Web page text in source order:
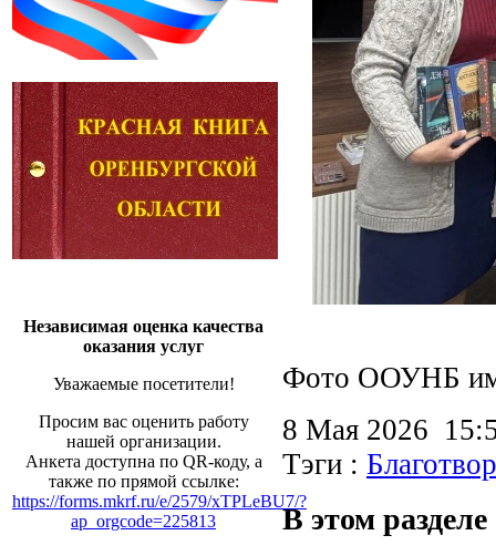
Независимая оценка качества
оказания услуг
Уважаемые посетители!
Просим вас оценить работу
нашей организации.
Анкета доступна по QR-коду, а
также по прямой ссылке:
https://forms.mkrf.ru/e/2579/xTPLeBU7/?
ap_orgcode=225813
Фото ООУНБ
8 Мая 2026
Тэги :
В этом разделе